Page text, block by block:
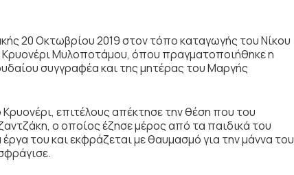
20 Οκτωβρίου 2019 στον τόπο καταγωγής του Νίκου
Μυλοποτάμου, όπου πραγματοποιήθηκε η
συγγραφέα και της μητέρας του Μαργής
επιτέλους απέκτησε την θέση που του
ο οποίος έζησε μέρος από τα παιδικά του
του και εκφράζεται με θαυμασμό για την μάννα του